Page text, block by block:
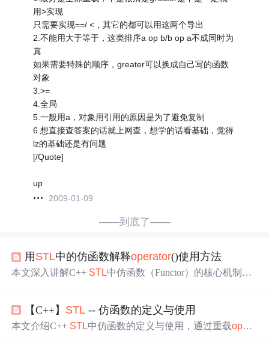
用>实现
只需要实现==/ <，其它的都可以用这两个导出
2.不能用大于等于，这类排序a op b/b op a不成同时为
真
如果需要特殊的顺序，greater可以换成自己写的函数
对象
3.>=
4.全局
5.一般用a，对象用引用的原因是为了避免复制
6.想直接查答案的话就上网查，想学的话看基础，觉得
lz的基础还是有问题
[/Quote]
up
2009-01-09
——到底了——
用 STL中的仿函数解释operator()使用方法
本文深入讲解C++ STL中仿函数（Functor）的核心机制，
reater/less）、函数适配器（not1/not2、bind1st/bind2nd）、
ptr_fun对函数指针的封装，以及成员函数转仿函数的复杂
【C++】 STL -- 仿函数的定义与使用
本文介绍C++ STL中仿函数的定义与使用，通过重载opera